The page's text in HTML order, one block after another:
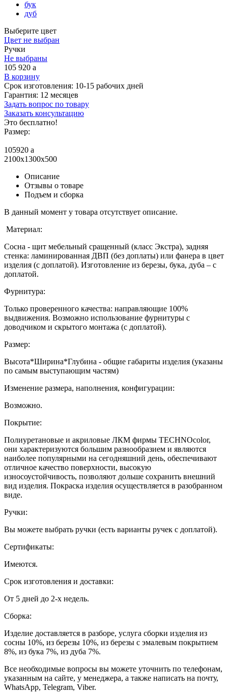
бук
дуб
Выберите цвет
Цвет не выбран
Ручки
Не выбраны
105 920 a
В корзину
Срок изготовления: 10-15 рабочих дней
Гарантия: 12 месяцев
Задать вопрос по товару
Заказать консультацию
Это бесплатно!
Размер:
105920 a
2100x1300x500
Описание
Отзывы о товаре
Подъем и сборка
В данный момент у товара отсутствует описание.
Материал:
Сосна - щит мебельный сращенный (класс Экстра), задняя
стенка: ламинированная ДВП (без доплаты) или фанера в цвет
изделия (с доплатой). Изготовление из березы, бука, дуба – с
доплатой.
Фурнитура:
Только проверенного качества: направляющие 100%
выдвижения. Возможно использование фурнитуры с
доводчиком и скрытого монтажа (с доплатой).
Размер:
Высота*Ширина*Глубина - общие габариты изделия (указаны
по самым выступающим частям)
Изменение размера, наполнения, конфигурации:
Возможно.
Покрытие:
Полиуретановые и акриловые ЛКМ фирмы TECHNOcolor,
они характеризуются большим разнообразием и являются
наиболее популярными на сегодняшний день, обеспечивают
отличное качество поверхности, высокую
износоустойчивость, позволяют дольше сохранить внешний
вид изделия. Покраска изделия осуществляется в разобранном
виде.
Ручки:
Вы можете выбрать ручки (есть варианты ручек с доплатой).
Сертификаты:
Имеются.
Срок изготовления и доставки:
От 5 дней до 2-х недель.
Сборка:
Изделие доставляется в разборе, услуга сборки изделия из
сосны 10%, из березы 10%, из березы с эмалевым покрытием
8%, из бука 7%, из дуба 7%.
Все необходимые вопросы вы можете уточнить по телефонам,
указанным на сайте, у менеджера, а также написать на почту,
WhatsApp, Telegram, Viber.